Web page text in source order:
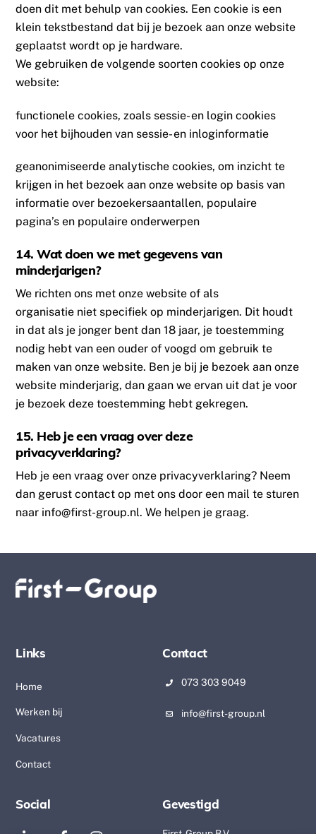
doen dit met behulp van cookies. Een cookie is een
klein tekstbestand dat bij je bezoek aan onze website
geplaatst wordt op je hardware.
We gebruiken de volgende soorten cookies op onze
website:
functionele cookies, zoals sessie- en login cookies
voor het bijhouden van sessie- en inloginformatie
geanonimiseerde analytische cookies, om inzicht te
krijgen in het bezoek aan onze website op basis van
informatie over bezoekersaantallen, populaire
pagina’s en populaire onderwerpen
14. Wat doen we met gegevens van
minderjarigen?
We richten ons met onze website of als
organisatie niet specifiek op minderjarigen. Dit houdt
in dat als je jonger bent dan 18 jaar, je toestemming
nodig hebt van een ouder of voogd om gebruik te
maken van onze website. Ben je bij je bezoek aan onze
website minderjarig, dan gaan we ervan uit dat je voor
je bezoek deze toestemming hebt gekregen.
15. Heb je een vraag over deze
privacyverklaring?
Heb je een vraag over onze privacyverklaring? Neem
dan gerust contact op met ons door een mail te sturen
naar info@first-group.nl. We helpen je graag.
Links
Home
Werken bij
Vacatures
Contact
Contact
073 303 9049
info@first-group.nl
Social Gevestigd